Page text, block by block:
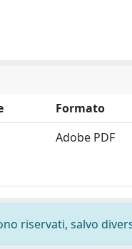
Formato
Adobe PDF
riservati, salvo